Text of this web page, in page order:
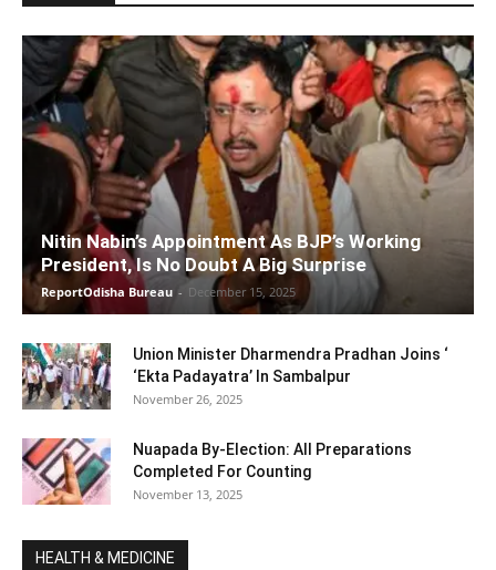
Nitin Nabin’s Appointment As BJP’s Working
President, Is No Doubt A Big Surprise
ReportOdisha Bureau - December 15, 2025
Union Minister Dharmendra Pradhan Joins ‘
‘Ekta Padayatra’ In Sambalpur
November 26, 2025
Nuapada By-Election: All Preparations
Completed For Counting
November 13, 2025
HEALTH & MEDICINE